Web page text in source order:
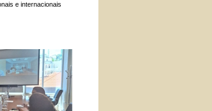
e internacionais